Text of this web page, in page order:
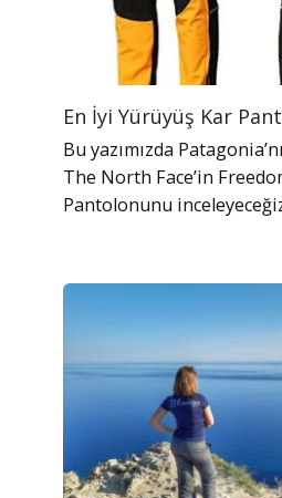
En İyi Yürüyüş Kar
Bu yazımızda
The North Face’in
Pantolonunu